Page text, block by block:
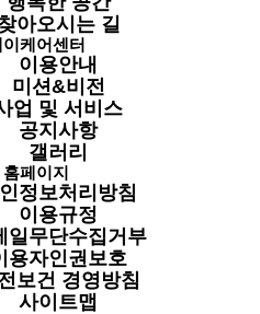
아오시는 길
케어센터
이용안내
미션&비전
업 및 서비스
공지사항
갤러리
홈페이지
정보처리방침
이용규정
일무단수집거부
용자인권보호
보건 경영방침
사이트맵
에서는 사회복지사업법
규칙 제23조에 의거
2024년 제3
같이 알려드립니다.
10. 7.
합복지관 관장